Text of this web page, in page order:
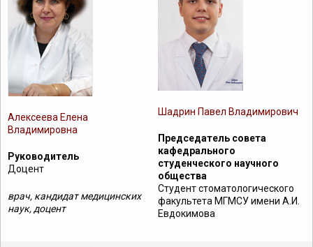
Алексеева Елена
Владимировна
Руководитель
Доцент
врач, кандидат медицинских
наук, доцент
Шадрин Павел Владимирович
Председатель совета
кафедрального
студенческого научного
общества
Студент стоматологического
факультета МГМСУ имени А.И.
Евдокимова